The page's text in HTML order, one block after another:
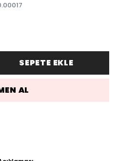
SEPETE EKLE
AL